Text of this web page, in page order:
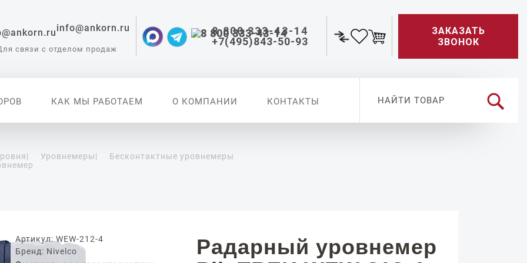
info@ankorn.ru
связи с отделом продаж
8 800 333-43-14
+7(495)843-50-93
ЗАКАЗАТЬ
ЗВОНОК
КАК МЫ РАБОТАЕМ О КОМПАНИИ КОНТАКТЫ
для
| Уровнемеры|
Бесконтактные уровнемеры
Артикул: WEW-212-4
Бренд: Nivelco
Радарный уровнемер